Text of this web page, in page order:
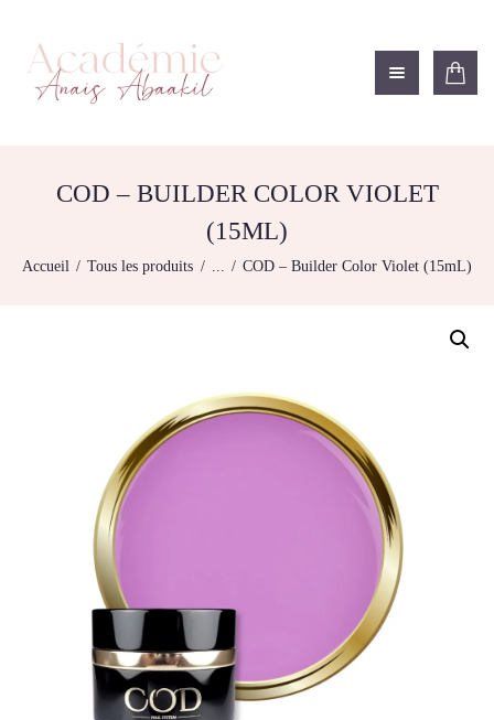
COD – BUILDER COLOR VIOLET
(15ML)
Accueil Tous les produits ... COD – Builder Color Violet (15mL)
ACADÉMIE ANAÏS ABAAKIL
Formation et shop Indigo
NOS FORMATIONS
FORMATIONS
BOUTIQUE